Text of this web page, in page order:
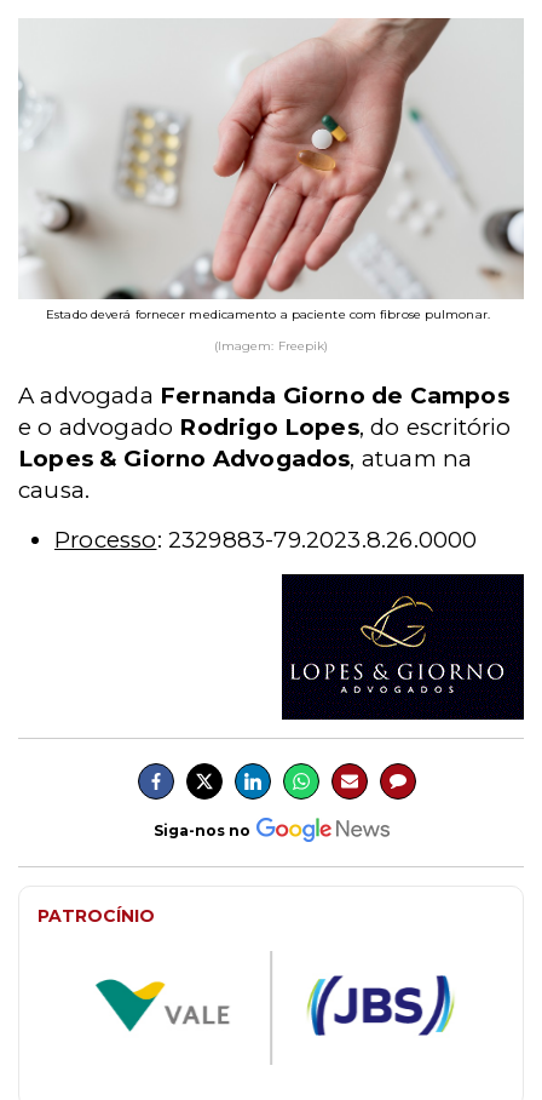
Estado deverá fornecer medicamento a paciente com fibrose pulmonar.
(Imagem: Freepik)
A advogada Fernanda Giorno de Campos
e o advogado Rodrigo Lopes, do escritório
Lopes & Giorno Advogados, atuam na
causa.
Processo: 2329883-79.2023.8.26.0000
Siga-nos no
PATROCÍNIO